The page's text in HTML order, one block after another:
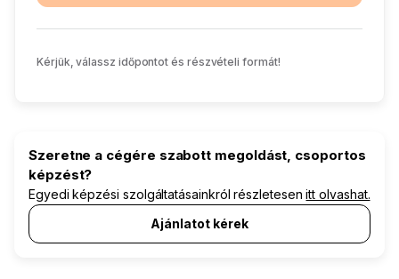
Kérjük, válassz időpontot és részvételi formát!
Szeretne a cégére szabott megoldást, csoportos
képzést?
Egyedi képzési szolgáltatásainkról részletesenitt olvashat.
Ajánlatot kérek